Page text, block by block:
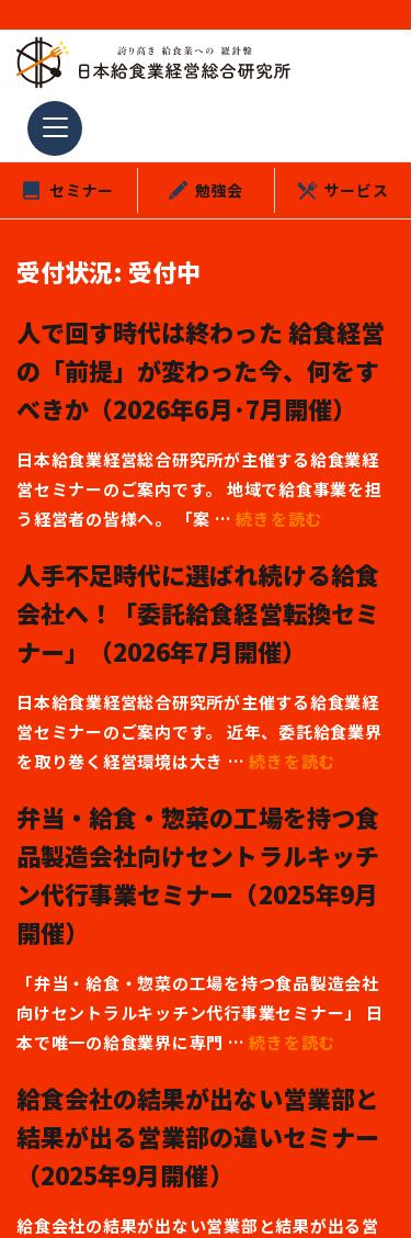
ツ
ス
セミナー 勉強会 サービス
受付状況:受付中
人で回す時代は終わった 給食経営
の「前提」が変わった今、何をす
べきか（2026年6月･7月開催）
日本給食業経営総合研究所が主催する給食業経
営セミナーのご案内です。 地域で給食事業を担
う経営者の皆様へ。 「案 …続きを読む
人手不足時代に選ばれ続ける給食
会社へ！「委託給食経営転換セミ
ナー」（2026年7月開催）
日本給食業経営総合研究所が主催する給食業経
営セミナーのご案内です。 近年、委託給食業界
を取り巻く経営環境は大き …続きを読む
弁当・給食・惣菜の工場を持つ食
品製造会社向けセントラルキッチ
ン代行事業セミナー（2025年9月
開催）
「弁当・給食・惣菜の工場を持つ食品製造会社
向けセントラルキッチン代行事業セミナー」 日
本で唯一の給食業界に専門 …続きを読む
給食会社の結果が出ない営業部と
結果が出る営業部の違いセミナー
（2025年9月開催）
給食会社の結果が出ない営業部と結果が出る営